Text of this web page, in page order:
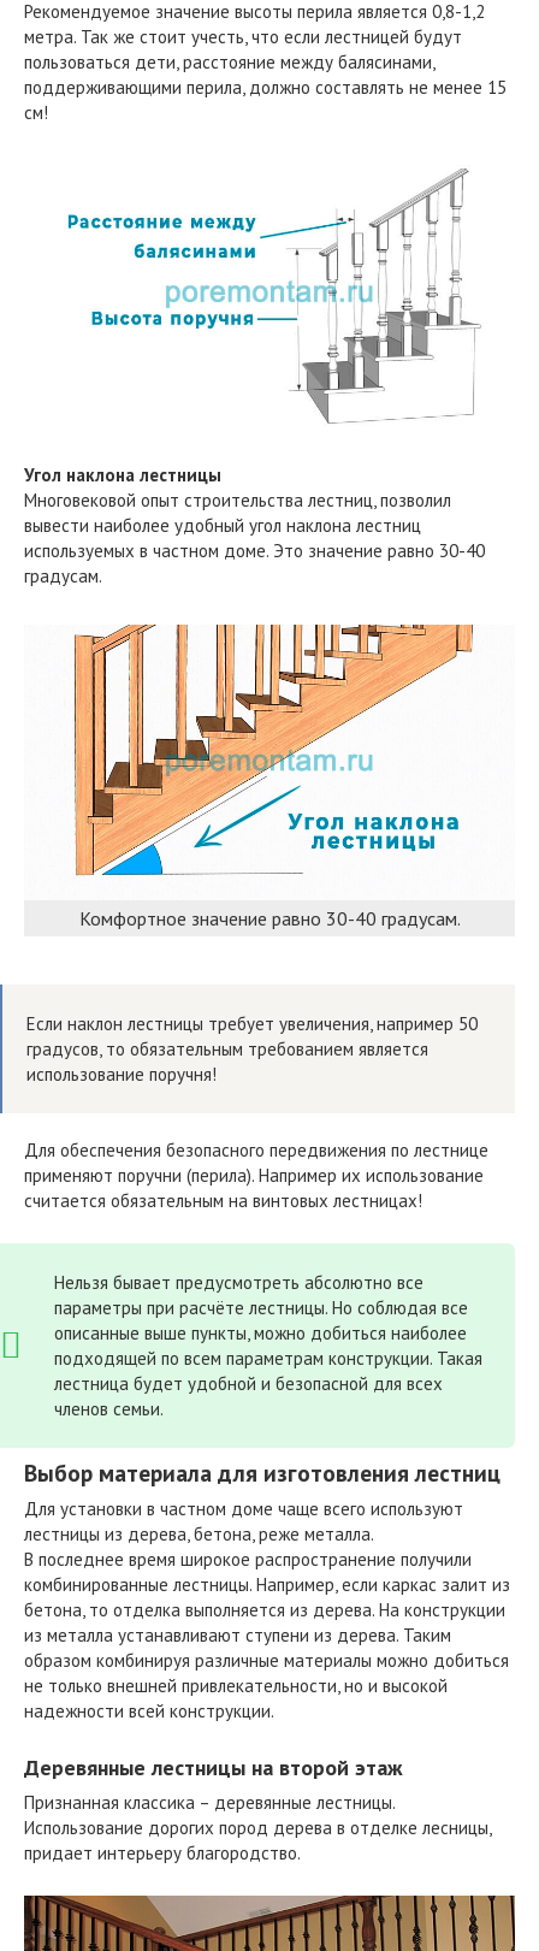
Рекомендуемое значение высоты перила является 0,8-1,2
метра. Так же стоит учесть, что если лестницей будут
пользоваться дети, расстояние между балясинами,
поддерживающими перила, должно составлять не менее 15
см!
Угол наклона лестницы
Многовековой опыт строительства лестниц, позволил
вывести наиболее удобный угол наклона лестниц
используемых в частном доме. Это значение равно 30-40
градусам.
Комфортное значение равно 30-40 градусам.
Если наклон лестницы требует увеличения, например 50
градусов, то обязательным требованием является
использование поручня!
Для обеспечения безопасного передвижения по лестнице
применяют поручни (перила). Например их использование
считается обязательным на винтовых лестницах!
Нельзя бывает предусмотреть абсолютно все
параметры при расчёте лестницы. Но соблюдая все
описанные выше пункты, можно добиться наиболее
подходящей по всем параметрам конструкции. Такая
лестница будет удобной и безопасной для всех
членов семьи.
Выбор материала для изготовления лестниц
Для установки в частном доме чаще всего используют
лестницы из дерева, бетона, реже металла.
В последнее время широкое распространение получили
комбинированные лестницы. Например, если каркас залит из
бетона, то отделка выполняется из дерева. На конструкции
из металла устанавливают ступени из дерева. Таким
образом комбинируя различные материалы можно добиться
не только внешней привлекательности, но и высокой
надежности всей конструкции.
Деревянные лестницы на второй этаж
Признанная классика – деревянные лестницы.
Использование дорогих пород дерева в отделке лесницы,
придает интерьеру благородство.